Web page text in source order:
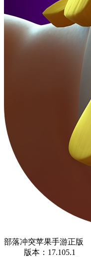
部落冲突苹果手游正版
版本：17.105.1